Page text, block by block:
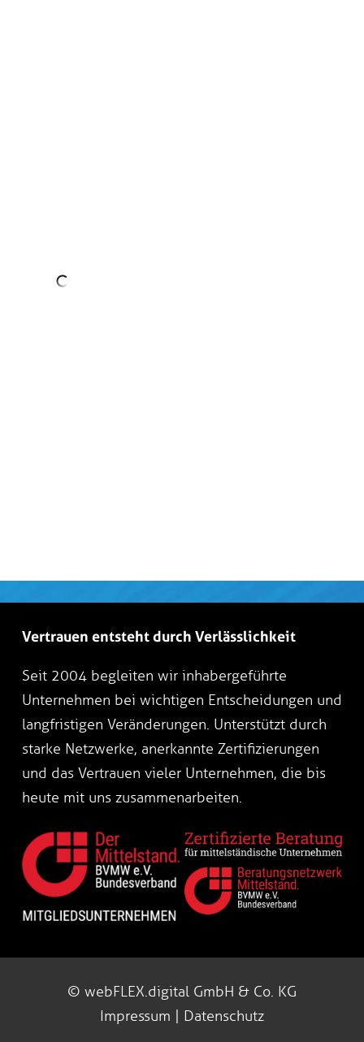
Vertrauen entsteht durch Verlässlichkeit
Seit 2004 begleiten wir inhabergeführte
Unternehmen bei wichtigen Entscheidungen und
langfristigen Veränderungen. Unterstützt durch
starke Netzwerke, anerkannte Zertifizierungen
und das Vertrauen vieler Unternehmen, die bis
heute mit uns zusammenarbeiten.
© webFLEX.digital GmbH & Co. KG
Impressum
Datenschutz